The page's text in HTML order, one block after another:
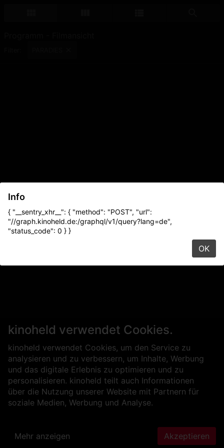
kinoheld verwendet Cookies.
kinoheld verwendet Cookies, um den Service zu
analysieren und zu verbessern, um Inhalte, Werbung
und das digitale Erlebnis zu optimieren und zu
personalisieren. kinoheld teilt auch Informationen
über die Nutzung unserer Website mit Partnern für
soziale Medien, Werbung und Analyse.
Mehr anzeigen Akzeptieren
Info
{ "__sentry_xhr__": { "method": "POST", "url":
"//graph.kinoheld.de:/graphql/v1/query?lang=de",
"status_code": 0 } }
OK